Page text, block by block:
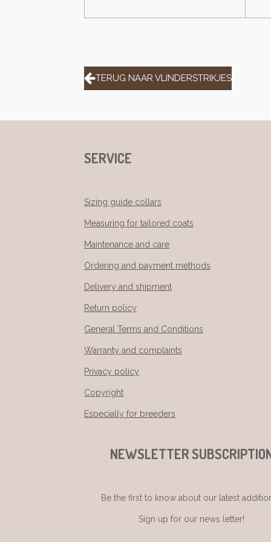
TERUG NAAR VLINDERSTRIKJES
SERVICE
Sizing guide collars
Measuring for tailored coats
Maintenance and care
Ordering and payment methods
Delivery and shipment
Return policy
General Terms and Conditions
Warranty and complaints
Privacy policy
Copyright
Especially for breeders
NEWSLETTER
Be the first to know about our latest
Sign up for our news letter!